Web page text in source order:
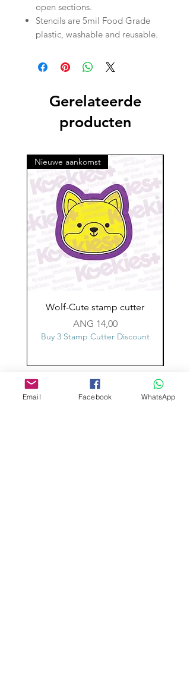
open sections.
Stencils are 5mil Food Grade
plastic, washable and reusable.
Gerelateerde
producten
Nieuwe aankomst
Wolf-Cute stamp cutter
Prijs
ANG 14,00
Buy 3 Stamp Cutter Discount
Aangepast ontwerp
Stempelsnijders
Email Facebook WhatsApp